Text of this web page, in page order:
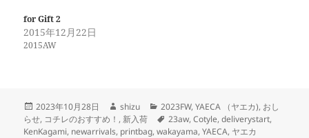
for Gift 2
2015年12月22日
2015AW
投
稿
日:
2023年10月28日
作
成
者
shizu
カ
テ
ゴ
2023FW,YAECA （ヤエカ), おし
らせ, コチレのおすすめ！ , 新入荷
タ
グ
23aw,Cotyle,deliverystart,
KenKagami, newarrivals, printbag,wakayama,YAECA, ヤエカ